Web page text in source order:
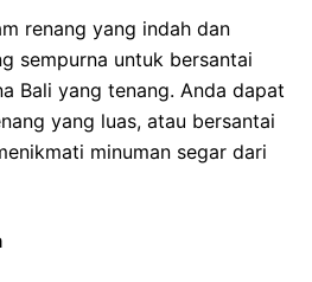
renang yang indah dan
sempurna untuk bersantai
Bali yang tenang. Anda dapat
yang luas, atau bersantai
minuman segar dari